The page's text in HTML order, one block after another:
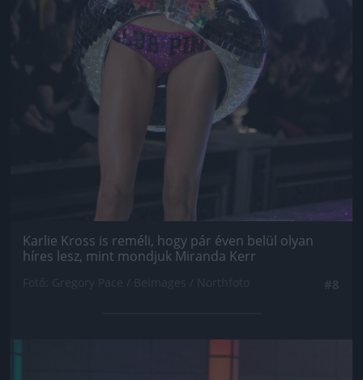
Karlie Kross is reméli, hogy pár éven belül olyan
híres lesz, mint mondjuk Miranda Kerr
Jön még kép!